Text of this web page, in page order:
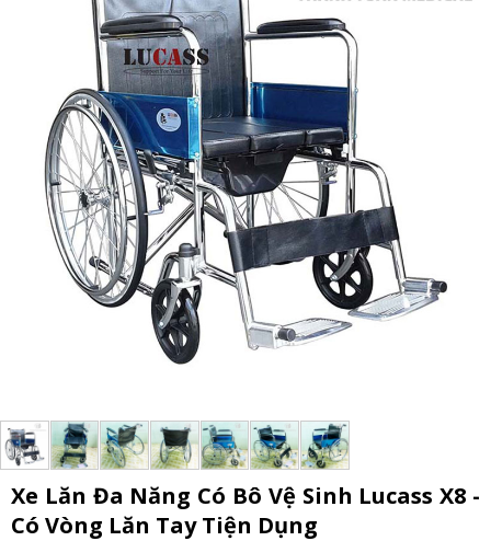
Xe Lăn Đa Năng Có Bô Vệ Sinh Lucass X8 -
Có Vòng Lăn Tay Tiện Dụng